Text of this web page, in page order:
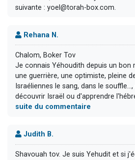
suivante : yoel@torah-box.com.
Rehana N.
Chalom, Boker Tov
Je connais Yéhoudith depuis un bon
une guerrière, une optimiste, pleine
Israéliennes le sang, dans le
découvrir Israël ou d'apprendre
suite du commentaire
Judith B.
Shavouah tov. Je suis Yehudit et si